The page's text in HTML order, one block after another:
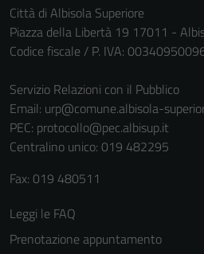
Città di Albisola Superiore
Piazza della Libertà 19 17011 -
Codice fiscale / P. IVA:
Servizio Relazioni con il Pubblico
Email: urp@comune.albisola-
PEC: protocollo@pec.albisup.it
Centralino unico: 019 482295
Fax: 019 480511
Leggi le FAQ
Prenotazione appuntamento